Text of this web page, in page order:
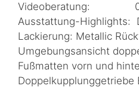
Videoberatung:
Ausstattung-Highlights:
Lackierung: Metallic
Umgebungsansicht
Fußmatten vorn und
Doppelkupplunggetriebe